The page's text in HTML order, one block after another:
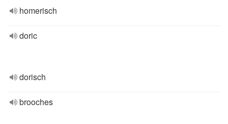
homerisch
doric
dorisch
brooches